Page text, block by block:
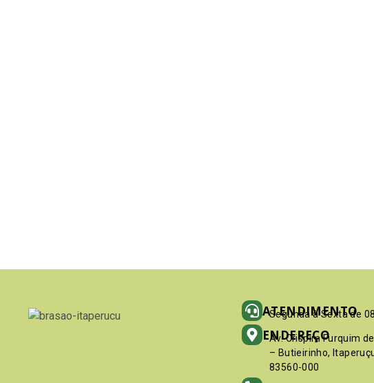
ATENDIMENTO
Segunda à Sexta de
ENDEREÇO
Av. Crispim Furquim
– Butieirinho,
83560-000